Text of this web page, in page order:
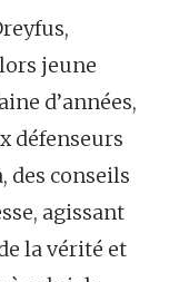
jeune
d’années,
défenseurs
des conseils
agissant
la vérité et